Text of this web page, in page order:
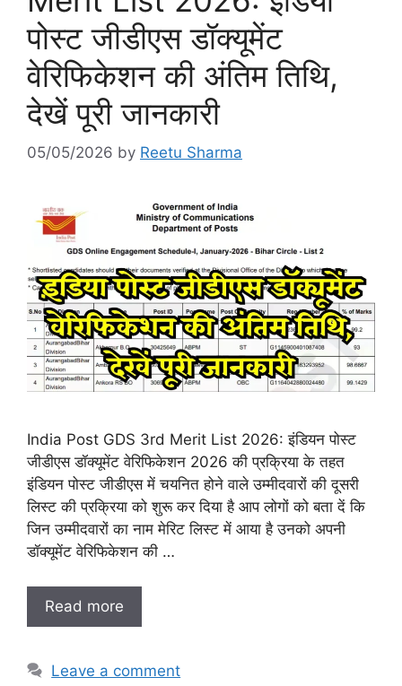
पोस्ट जीडीएस डॉक्यूमेंट
वेरिफिकेशन की अंतिम तिथि,
देखें पूरी जानकारी
05/05/2026 by Reetu Sharma
India Post GDS 3rd Merit List 2026: इंडियन पोस्ट
जीडीएस डॉक्यूमेंट वेरिफिकेशन 2026 की प्रक्रिया के तहत
इंडियन पोस्ट जीडीएस में चयनित होने वाले उम्मीदवारों की दूसरी
लिस्ट की प्रक्रिया को शुरू कर दिया है आप लोगों को बता दें कि
जिन उम्मीदवारों का नाम मेरिट लिस्ट में आया है उनको अपनी
डॉक्यूमेंट वेरिफिकेशन की …
Read more
Leave a comment